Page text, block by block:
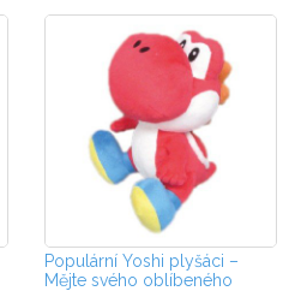
Cheeks
Populární Yoshi plyšáci –
Mějte svého oblíbeného